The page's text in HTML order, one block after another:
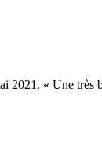
2021. « Une très